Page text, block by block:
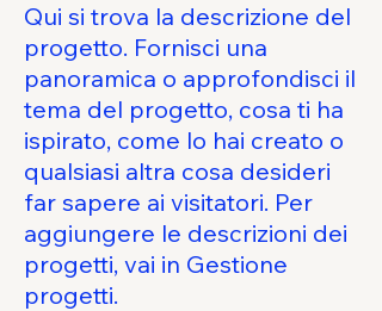
Qui si trova la descrizione del
progetto. Fornisci una
panoramica o approfondisci il
tema del progetto, cosa ti ha
ispirato, come lo hai creato o
qualsiasi altra cosa desideri
far sapere ai visitatori. Per
aggiungere le descrizioni dei
progetti, vai in Gestione
progetti.